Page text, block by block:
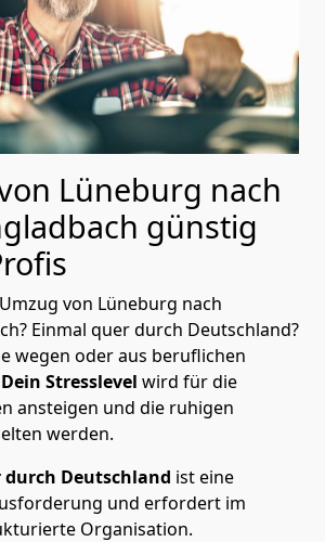
Lüneburg nach
günstig
von Lüneburg nach
Einmal quer durch Deutschland?
wegen oder aus beruflichen
Dein Stresslevel wird für die
ansteigen und die ruhigen
werden.
durch Deutschland ist eine
und erfordert im
Organisation.